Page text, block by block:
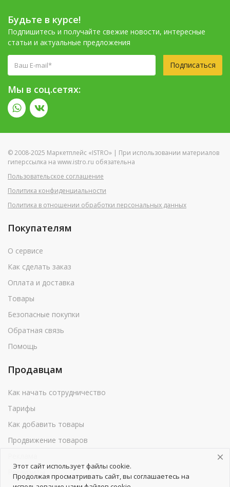
Будьте в курсе!
Подпишитесь и получайте свежие новости, интересные
статьи и актуальные предложения
Подписаться
Мы в соц.сетях:
© 2008-2025 Маркетплейс «ISTRO» | При использовании материалов
гиперссылка на www.istro.ru обязательна
Пользовательское соглашение
Политика конфиденциальности
Политика в отношении обработки персональных данных
Покупателям
О сервисе
Как сделать заказ
Оплата и доставка
Товары
Безопасные покупки
Обратная связь
Помощь
Продавцам
Как начать сотрудничество
Тарифы
Как добавить товары
Продвижение товаров
Реквизиты
Этот сайт использует файлы cookie.
Продолжая просматривать сайт, вы соглашаетесь на